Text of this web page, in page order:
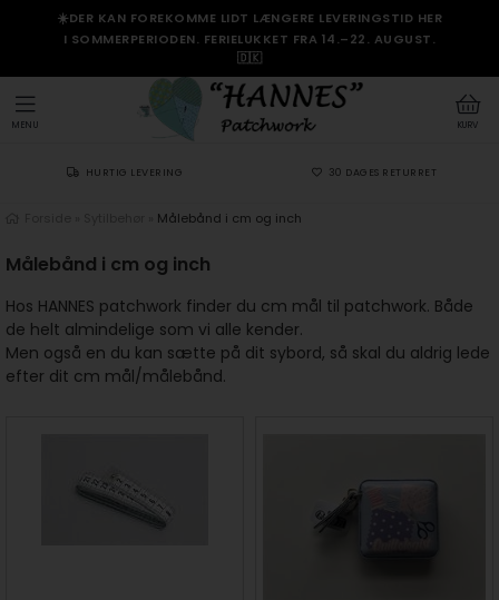
☀️DER KAN FOREKOMME LIDT LÆNGERE LEVERINGSTID HER
I SOMMERPERIODEN. FERIELUKKET FRA 14.–22. AUGUST.
🇩🇰
KURV
MENU
HURTIG LEVERING 30 DAGES RETURRET
Målebånd i cm og inch
Målebånd i cm og inch
Hos HANNES patchwork finder du cm mål til patchwork. Både
de helt almindelige som vi alle kender.
Men også en du kan sætte på dit sybord, så skal du aldrig lede
efter dit cm mål/målebånd.